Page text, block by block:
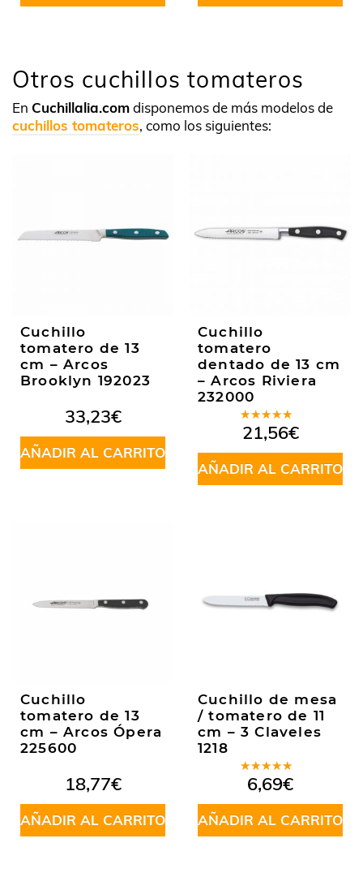
Otros cuchillos tomateros
En Cuchillalia.comdisponemos de más modelos de
cuchillos tomateros, como los siguientes:
Cuchillo
tomatero de 13
cm – Arcos
Brooklyn 192023
33,23€
AÑADIR AL CARRITO
Cuchillo
tomatero
dentado de 13 cm
– Arcos Riviera
232000
Valorado
en4.50
de 5
21,56€
AÑADIR AL CARRITO
Cuchillo
tomatero de 13
cm – Arcos Ópera
225600
18,77€
AÑADIR AL CARRITO
Cuchillo de mesa
/ tomatero de 11
cm – 3 Claveles
1218
Valorado
en5.00de
5
6,69€
AÑADIR AL CARRITO